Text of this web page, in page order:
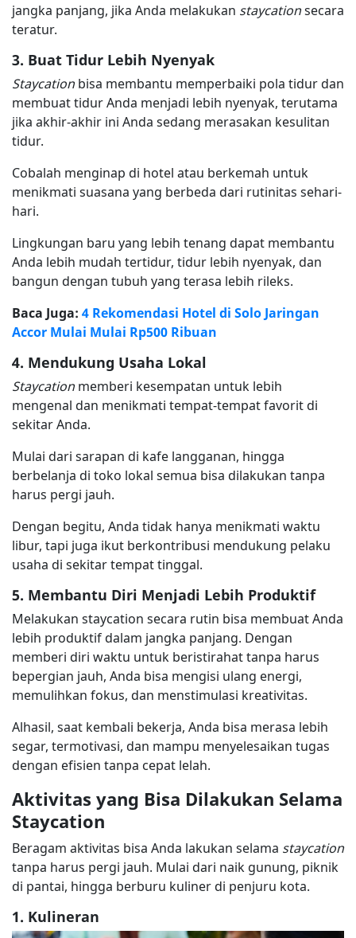
jangka panjang, jika Anda melakukan staycationsecara
teratur.
3. Buat Tidur Lebih Nyenyak
Staycationbisa membantu memperbaiki pola tidur dan
membuat tidur Anda menjadi lebih nyenyak, terutama
jika akhir-akhir ini Anda sedang merasakan kesulitan
tidur.
Cobalah menginap di hotel atau berkemah untuk
menikmati suasana yang berbeda dari rutinitas sehari-
hari.
Lingkungan baru yang lebih tenang dapat membantu
Anda lebih mudah tertidur, tidur lebih nyenyak, dan
bangun dengan tubuh yang terasa lebih rileks.
Baca Juga: 4 Rekomendasi Hotel di Solo Jaringan
Accor Mulai Mulai Rp500 Ribuan
4. Mendukung Usaha Lokal
Staycationmemberi kesempatan untuk lebih
mengenal dan menikmati tempat-tempat favorit di
sekitar Anda.
Mulai dari sarapan di kafe langganan, hingga
berbelanja di toko lokal semua bisa dilakukan tanpa
harus pergi jauh.
Dengan begitu, Anda tidak hanya menikmati waktu
libur, tapi juga ikut berkontribusi mendukung pelaku
usaha di sekitar tempat tinggal.
5. Membantu Diri Menjadi Lebih Produktif
Melakukan staycation secara rutin bisa membuat Anda
lebih produktif dalam jangka panjang. Dengan
memberi diri waktu untuk beristirahat tanpa harus
bepergian jauh, Anda bisa mengisi ulang energi,
memulihkan fokus, dan menstimulasi kreativitas.
Alhasil, saat kembali bekerja, Anda bisa merasa lebih
segar, termotivasi, dan mampu menyelesaikan tugas
dengan efisien tanpa cepat lelah.
Aktivitas yang Bisa Dilakukan Selama
Staycation
Beragam aktivitas bisa Anda lakukan selama staycation
tanpa harus pergi jauh. Mulai dari naik gunung, piknik
di pantai, hingga berburu kuliner di penjuru kota.
1. Kulineran